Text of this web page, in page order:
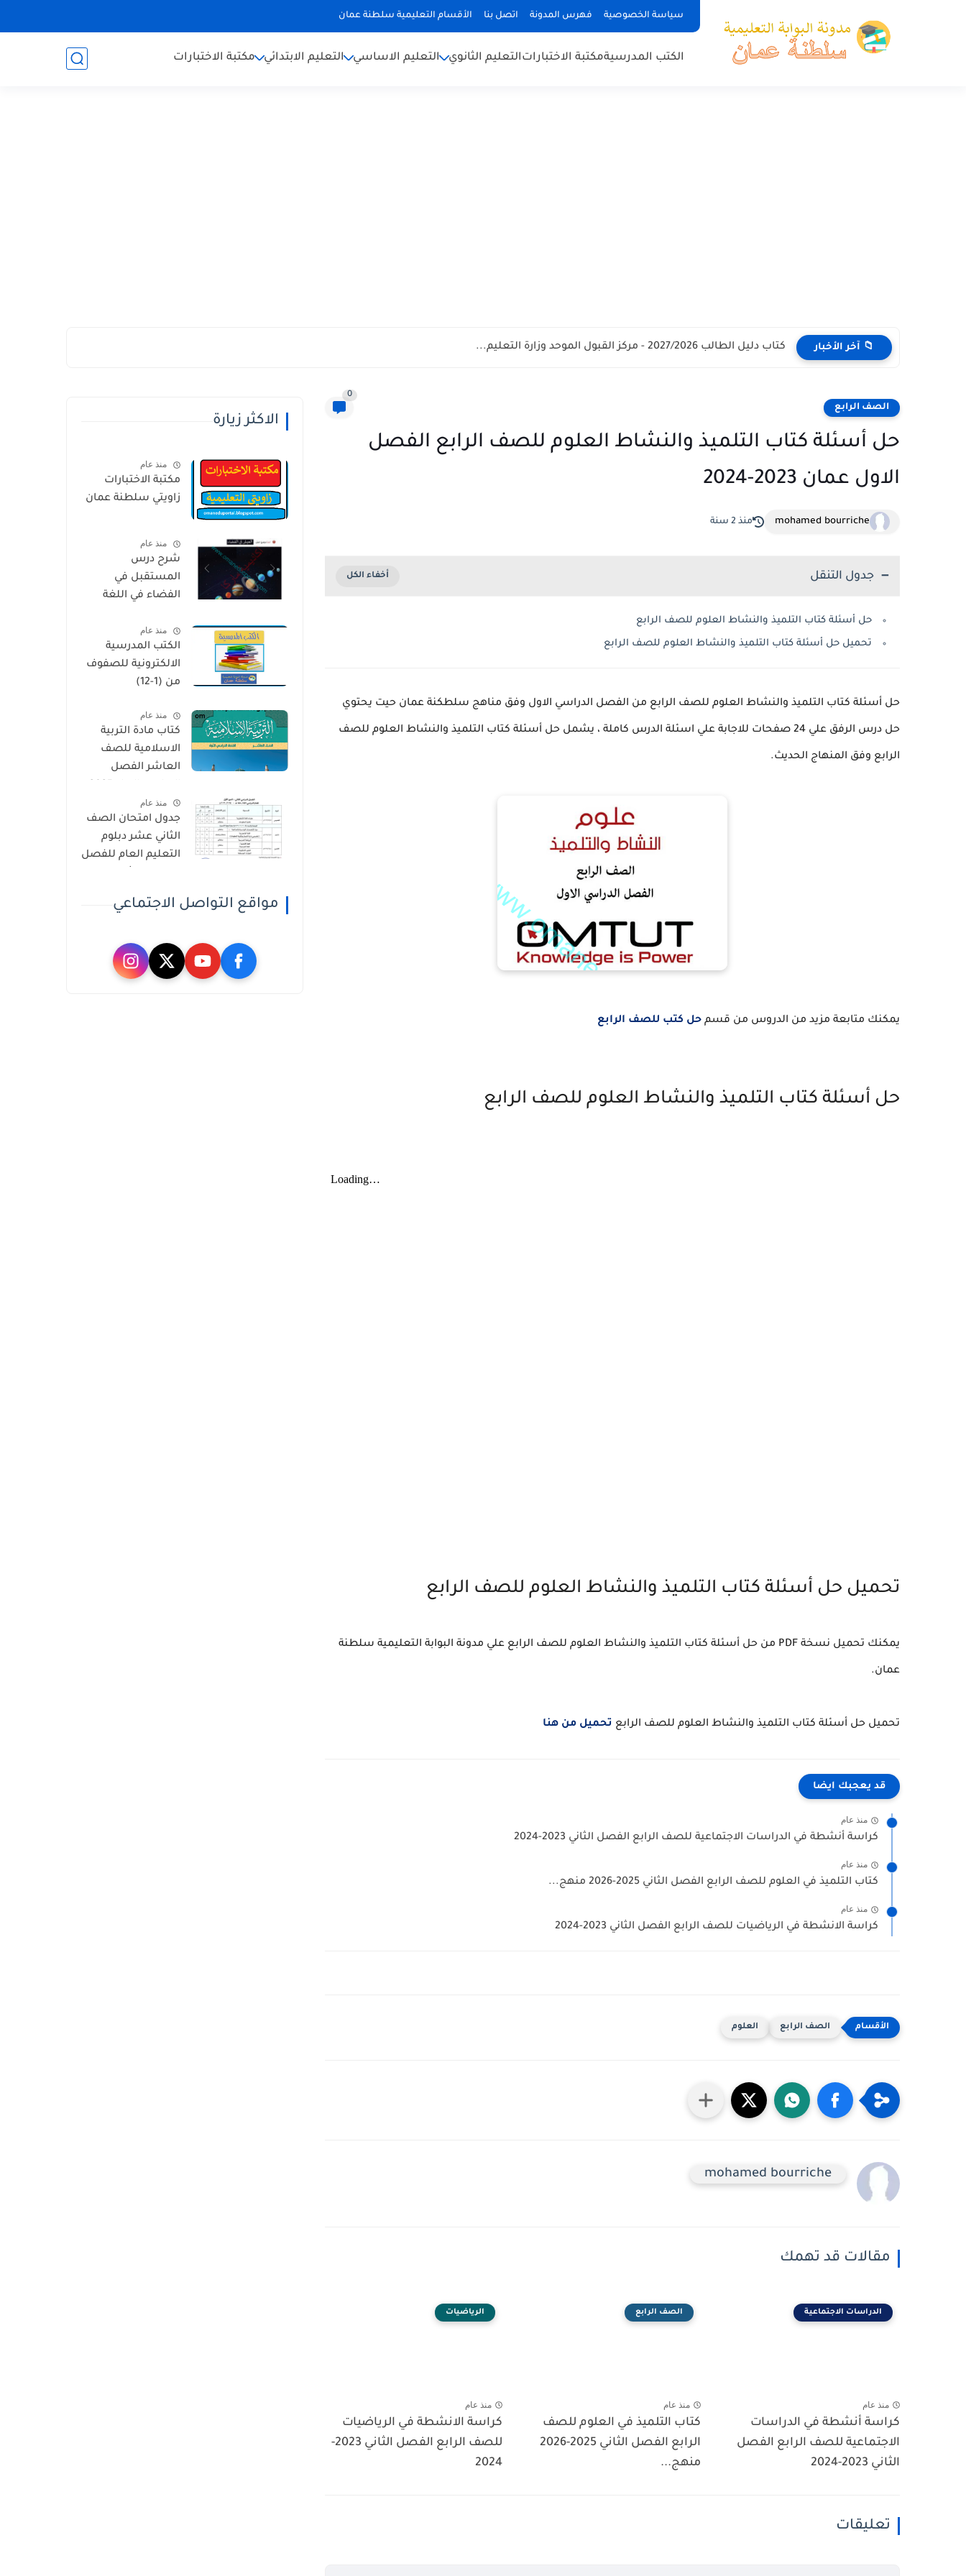
سياسة الخصوصية فهرس المدونة اتصل بنا الأقسام التعليمية سلطنة عمان
الكتب المدرسيةمكتبة الاختباراتالتعليم الثانوي التعليم الاساسي التعليم الابتدائي مكتبة الاختبارات
📁 آخر الأخبار كتاب دليل الطالب 2027/2026 - مركز القبول الموحد وزارة التعليم...
الصف الرابع
0
حل أسئلة كتاب التلميذ والنشاط العلوم للصف الرابع الفصل
الاول عمان 2023-2024
mohamed bourriche منذ 2 سنة
جدول التنقل
حل أسئلة كتاب التلميذ والنشاط العلوم للصف الرابع
تحميل حل أسئلة كتاب التلميذ والنشاط العلوم للصف الرابع
حل أسئلة كتاب التلميذ والنشاط العلوم للصف الرابع من الفصل الدراسي الاول وفق مناهج سلطكنة عمان حيت يحتوي
حل درس الرفق علي 24 صفحات للاجابة علي اسئلة الدرس كاملة ، يشمل حل أسئلة كتاب التلميذ والنشاط العلوم للصف
الرابع وفق المنهاج الحديث.
يمكنك متابعة مزيد من الدروس من قسم حل كتب للصف الرابع
حل أسئلة كتاب التلميذ والنشاط العلوم للصف الرابع
تحميل حل أسئلة كتاب التلميذ والنشاط العلوم للصف الرابع
يمكنك تحميل نسخة PDF من حل أسئلة كتاب التلميذ والنشاط العلوم للصف الرابع علي مدونة البوابة التعليمية سلطنة
عمان.
تحميل حل أسئلة كتاب التلميذ والنشاط العلوم للصف الرابع تحميل من هنا
قد يعجبك ايضا
منذ عام
كراسة أنشطة في الدراسات الاجتماعية للصف الرابع الفصل الثاني 2023-2024
منذ عام
كتاب التلميذ في العلوم للصف الرابع الفصل الثاني 2025-2026 منهج...
منذ عام
كراسة الانشطة في الرياضيات للصف الرابع الفصل الثاني 2023-2024
الصف الرابع العلوم
mohamed bourriche
مقالات قد تهمك
الدراسات الاجتماعية
منذ عام
كراسة أنشطة في الدراسات
الاجتماعية للصف الرابع الفصل
الثاني 2023-2024
الصف الرابع
منذ عام
كتاب التلميذ في العلوم للصف
الرابع الفصل الثاني 2025-2026
منهج...
الرياضيات
منذ عام
كراسة الانشطة في الرياضيات
للصف الرابع الفصل الثاني 2023-
2024
تعليقات
الاكثر زيارة
منذ عام
مكتبة الاختبارات
زاويتي سلطنة عمان
منذ عام
شرح درس
المستقبل في
الفضاء في اللغة
الخامس الفصل
الثاني
منذ عام
الكتب المدرسية
الالكترونية للصفوف
من (1-12)
منذ عام
كتاب مادة التربية
الاسلامية للصف
العاشر الفصل
2026منذ عام
جدول امتحان الصف
الثاني عشر دبلوم
التعليم العام للفصل
مواقع التواصل الاجتماعي